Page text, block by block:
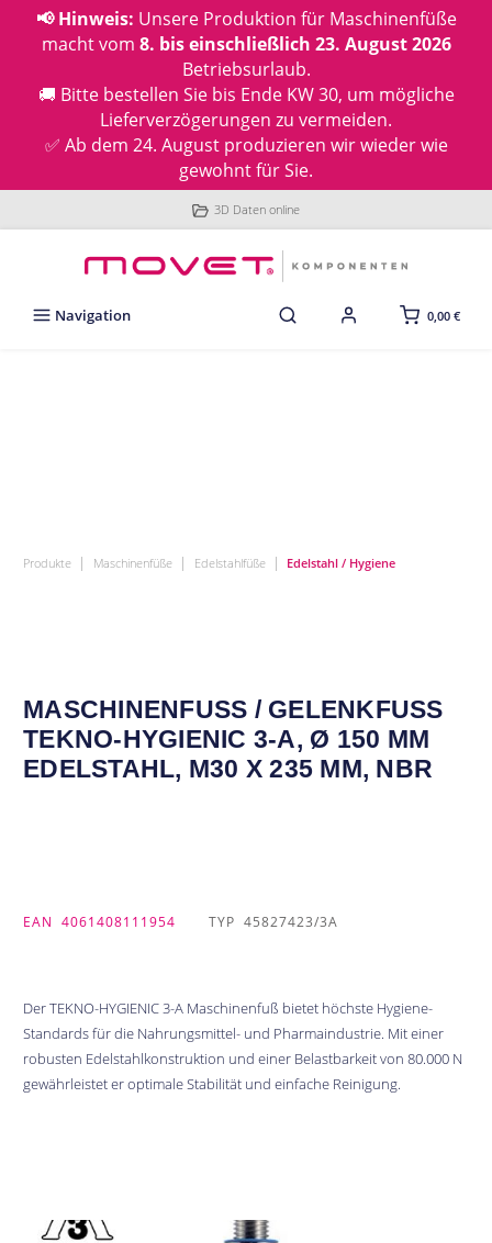
📢 Hinweis: Unsere Produktion für Maschinenfüße
macht vom 8. bis einschließlich 23. August 2026
Betriebsurlaub.
🚚 Bitte bestellen Sie bis Ende KW 30, um mögliche
Lieferverzögerungen zu vermeiden.
✅ Ab dem 24. August produzieren wir wieder wie
gewohnt für Sie.
3D Daten online
Navigation 0,00 €
Produkte | Maschinenfüße | Edelstahlfüße | Edelstahl / Hygiene
MASCHINENFUSS / GELENKFUSS TE
KNO-HYGIENIC 3-A, Ø 150 MM ED
ELSTAHL, M30 X 235 MM, NBR
EAN 4061408111954 TYP 45827423/3A
Der TEKNO-HYGIENIC 3-A Maschinenfuß bietet höchste Hygiene-
Standards für die Nahrungsmittel- und Pharmaindustrie. Mit einer
robusten Edelstahlkonstruktion und einer Belastbarkeit von 80.000 N
gewährleistet er optimale Stabilität und einfache Reinigung.
Bildergalerie überspringen